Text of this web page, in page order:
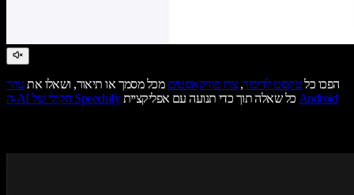
הפכו כלטקסט לדיבור,צרו פודקאסטים מכל מסמך או תיאור, ושאלו את עוזר
ה-AI הקולי של Speechify
כל שאלה תוך כדי תנועה עם אפליקצייתAndroid